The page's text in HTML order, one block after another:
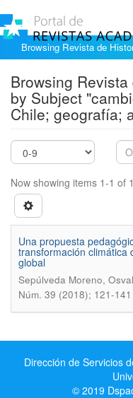
Browsing Revista de
Browsing
by Subject
Chile; geografía;
Now showing items 1-1 of 1
Una propuesta
transformación climática
global
Sepúlveda Moreno,
Núm. 39 (2018); 121-141
Dirección de Servicios
© 2019